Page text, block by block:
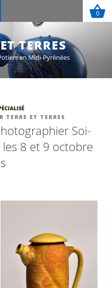
TERRES
en Midi-Pyrénées
TERRE ET TERRES
Soi-
8 et 9 octobre
0